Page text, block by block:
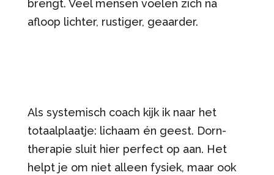
brengt. Veel mensen voelen zich na
afloop lichter, rustiger, geaarder.
Als systemisch coach kijk ik naar het
totaalplaatje: lichaam én geest. Dorn-
therapie sluit hier perfect op aan. Het
helpt je om niet alleen fysiek, maar ook